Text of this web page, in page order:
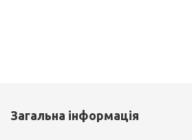
Загальна інформація